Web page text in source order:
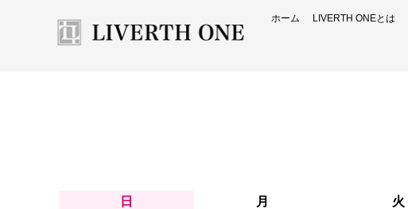
ホーム LIVERTH ONEとは
日 月 火